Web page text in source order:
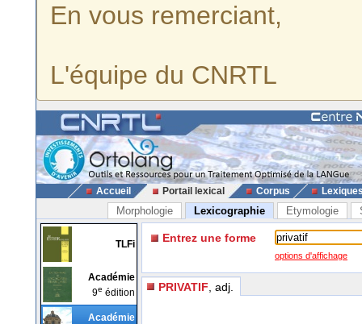
En vous remerciant,
L'équipe du CNRTL
Accueil Portail lexical Corpus
Morphologie Lexicographie Etymologie
TLFi
Académie
9e édition
Académie
Entrez une forme
options d'affichage
PRIVATIF , adj.